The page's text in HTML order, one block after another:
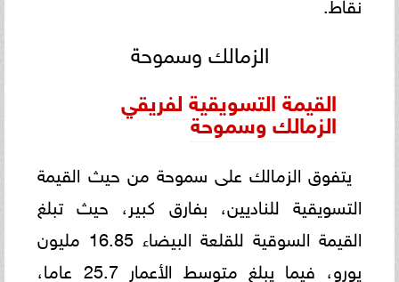
الزمالك وسموحة
القيمة التسويقية لفريقي
الزمالك وسموحة
يتفوق الزمالك على سموحة من حيث القيمة
التسويقية للناديين، بفارق كبير، حيث تبلغ
القيمة السوقية للقلعة البيضاء 16.85 مليون
يورو، فيما يبلغ متوسط الأعمار 25.7 عاما،